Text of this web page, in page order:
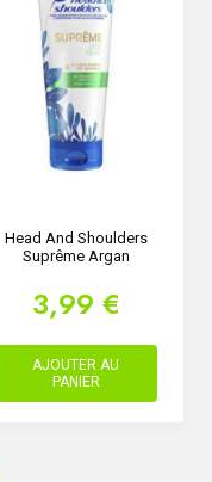
Head And Shoulders
Suprême Argan
3,99 €
AJOUTER AU
PANIER